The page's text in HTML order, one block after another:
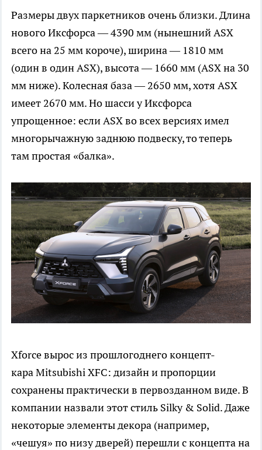
Размеры двух паркетников очень близки. Длина
нового Иксфорса — 4390 мм (нынешний ASX
всего на 25 мм короче), ширина — 1810 мм
(один в один ASX), высота — 1660 мм (ASX на 30
мм ниже). Колесная база — 2650 мм, хотя ASX
имеет 2670 мм. Но шасси у Иксфорса
упрощенное: если ASX во всех версиях имел
многорычажную заднюю подвеску, то теперь
там простая «балка».
Xforce вырос из прошлогоднего концепт-
кара Mitsubishi XFC: дизайн и пропорции
сохранены практически в первозданном виде. В
компании назвали этот стиль Silky & Solid. Даже
некоторые элементы декора (например,
«чешуя» по низу дверей) перешли с концепта на